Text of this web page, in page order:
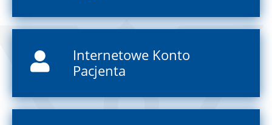
Internetowe Konto
Pacjenta